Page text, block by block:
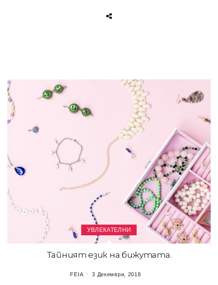
УВЛЕКАТЕЛНИ
Тайният език на бижутата.
FEIA 3 Декември, 2018